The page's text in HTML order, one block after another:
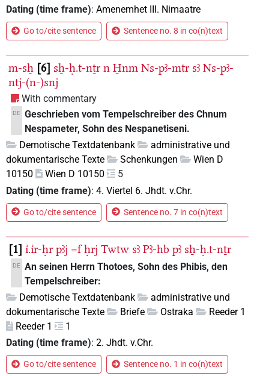
Dating (time frame): Amenemhet III. Nimaatre
Go to/cite sentence Sentence no. 8 in co(n)text
m-sẖ 6 sẖ-ḥ.t-nṯr n H̱nm Ns-pꜣ-mtr sꜣ Ns-pꜣ-
ntj-(n-)snj
With commentary
DE Geschrieben vom Tempelschreiber des Chnum
Nespameter, Sohn des Nespanetiseni.
Demotische Textdatenbank
administrative und
dokumentarische Texte
Schenkungen
Wien D
10150
Wien D 10150
5
Dating (time frame): 4. Viertel 6. Jhdt. v.Chr.
Go to/cite sentence Sentence no. 7 in co(n)text
1 ı͗.ı͗r-ḥr pꜣj =f ḥrj Twtw sꜣ Pꜣ-hb pꜣ sẖ-ḥ.t-nṯr
DE An seinen Herrn Thotoes, Sohn des Phibis, den
Tempelschreiber:
Demotische Textdatenbank
administrative und
dokumentarische Texte
Briefe Ostraka
Reeder 1
Reeder 1
1
Dating (time frame): 2. Jhdt. v.Chr.
Go to/cite sentence Sentence no. 1 in co(n)text